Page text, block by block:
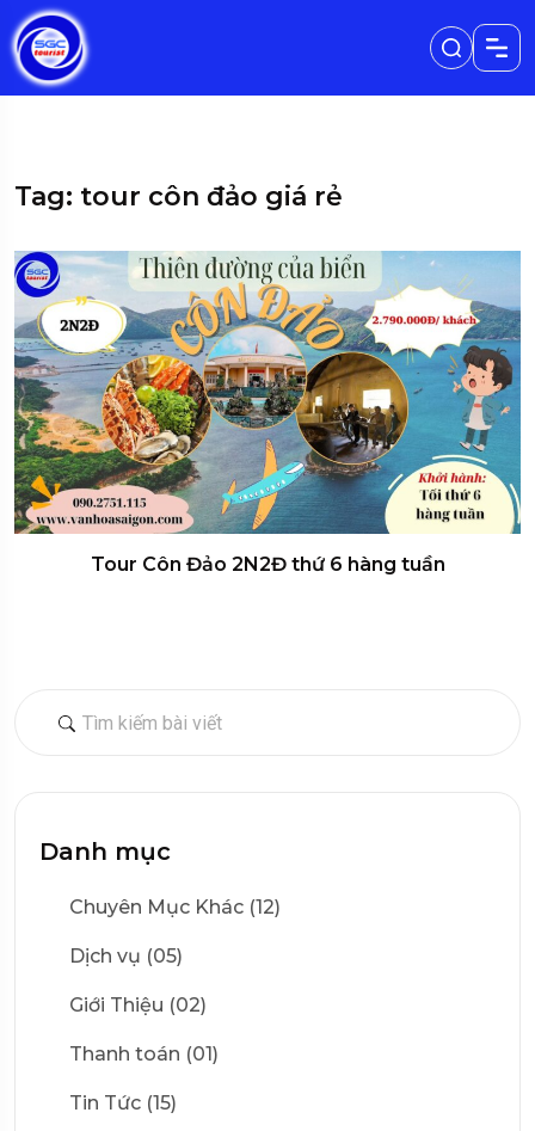
Danh mục
Chuyên Mục Khác (12)
Dịch vụ (05)
Giới Thiệu (02)
Thanh toán (01)
Tin Tức (15)
Tag: tour côn đảo giá rẻ
Tour Côn Đảo 2N2Đ thứ 6 hàng tuần